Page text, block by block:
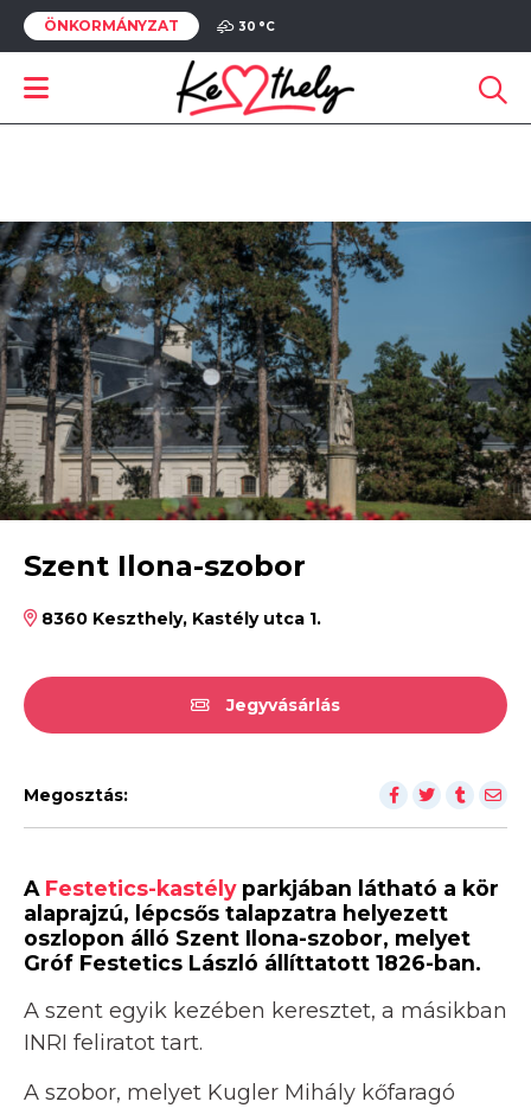
ÖNKORMÁNYZAT 30 °C
Szent Ilona-szobor
8360 Keszthely, Kastély utca 1.
Jegyvásárlás
Megosztás:
A Festetics-kastélyparkjában látható a kör
alaprajzú, lépcsős talapzatra helyezett
oszlopon álló Szent Ilona-szobor, melyet
Gróf Festetics László állíttatott 1826-ban.
A szent egyik kezében keresztet, a másikban
INRI feliratot tart.
A szobor, melyet Kugler Mihály kőfaragó